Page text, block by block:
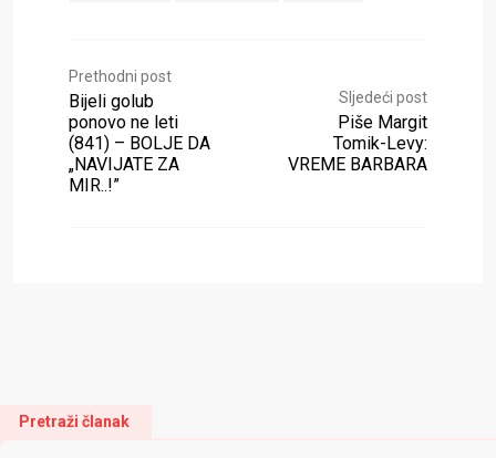
Prethodni post
Bijeli golub
ponovo ne leti
(841) – BOLJE DA
„NAVIJATE ZA
MIR..!”
Sljedeći post
Piše Margit
Tomik-Levy:
VREME BARBARA
Pretraži članak